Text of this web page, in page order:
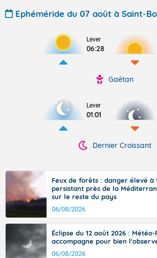
Ephéméride du 07 août à Saint-
Lever
06:28
Gaétan
Lever
01:01
Dernier Croissant
Feux de forêts : danger élevé à
persistant près de la
sur le reste du pays
06/08/2026
Éclipse du 12 août 2026 :
accompagne pour bien
06/08/2026